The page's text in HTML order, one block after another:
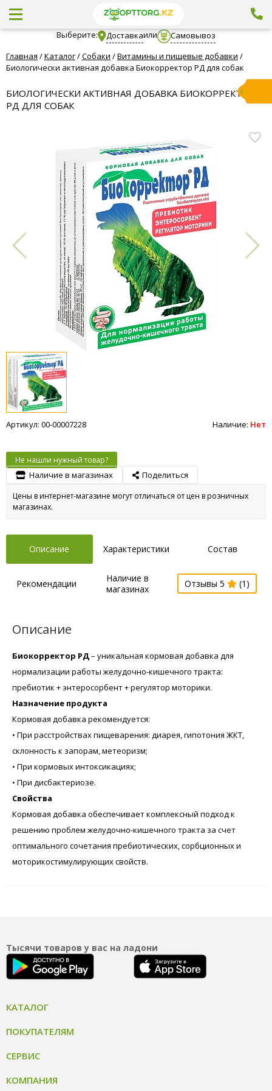
Выберите: Доставкаили
Самовывоз
Главная /Каталог/Собаки /Витамины и пищевые добавки /
Биологически активная добавка Биокорректор РД для собак
БИОЛОГИЧЕСКИ АКТИВНАЯ ДОБАВКА БИОКОРРЕКТОР
РД ДЛЯ СОБАК
Артикул: 00-00007228 Наличие: Нет
Не нашли нужный товар?
Наличие в магазинах Поделиться
Цены в интернет-магазине могут отличаться от цен в розничных
магазинах.
Описание Характеристики Состав
Рекомендации
Наличие в
магазинах
Отзывы 5 (1)
Описание
Биокорректор РД– уникальная кормовая добавка для
нормализации работы желудочно-кишечного тракта:
пребиотик + энтеросорбент + регулятор моторики.
Назначение продукта
Кормовая добавка рекомендуется:
• При расстройствах пищеварения: диарея, гипотония ЖКТ,
склонность к запорам, метеоризм;
• При кормовых интоксикациях;
• При дисбактериозе.
Свойства
Кормовая добавка обеспечивает комплексный подход к
решению проблем желудочно-кишечного тракта за счет
оптимального сочетания пребиотических, сорбционных и
моторикостимулирующих свойств.
Тысячи товаров у вас на ладони
КАТАЛОГ
ПОКУПАТЕЛЯМ
СЕРВИС
КОМПАНИЯ